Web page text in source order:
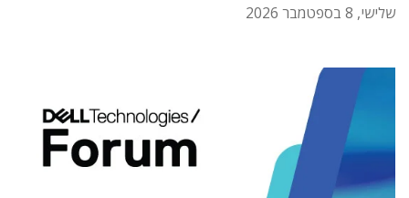
שלישי, 8 בספטמבר 2026